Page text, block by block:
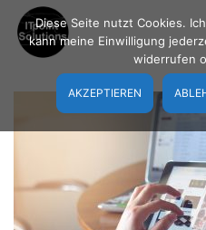
Inhalt
springen
Diese Seite nutzt Cookies.
kann meine Einwilligung
widerrufen
AKZEPTIEREN